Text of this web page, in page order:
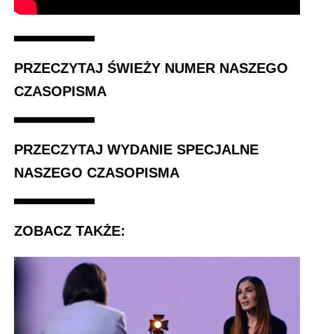
PRZECZYTAJ ŚWIEŻY NUMER NASZEGO
CZASOPISMA
PRZECZYTAJ WYDANIE SPECJALNE
NASZEGO CZASOPISMA
ZOBACZ TAKŻE: